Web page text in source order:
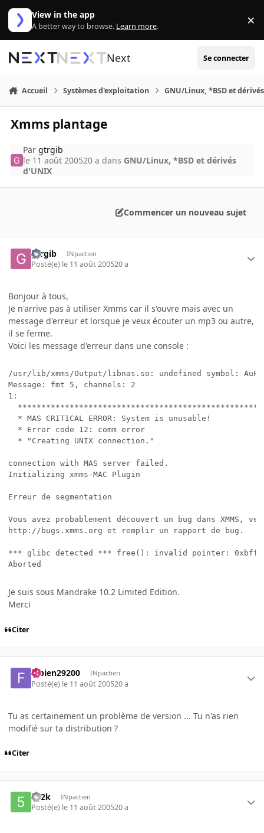
Aller au contenu
View in the app
A better way to browse. Learn more. ×
Next Se connecter
Accueil Systèmes d'exploitation GNU/Linux, *BSD et
Xmms plantage
Pargtrgib
le 11 août 200520 a dans GNU/Linux, *BSD et dérivés
d'UNIX
Commencer un nouveau sujet
gtrgib INpactien
Posté(e) le 11 août 200520 a
Bonjour à tous,
Je n'arrive pas à utiliser Xmms car il s'ouvre mais avec un
message d'erreur et lorsque je veux écouter un mp3 ou autre,
il se ferme.
Voici les message d'erreur dans une console :
/usr/lib/xmms/Output/libnas.so: undefined symbol:
Message: fmt 5, channels: 2
1:
***************************************************
* MAS CRITICAL ERROR: System is unusable!
* Error code 12: comm error
* "Creating UNIX connection."
connection with MAS server failed.
Initializing xmms-MAC Plugin
Erreur de segmentation
Vous avez probablement découvert un bug dans XMMS,
http://bugs.xmms.org et remplir un rapport de bug.
*** glibc detected *** free(): invalid pointer:
Je suis sous Mandrake 10.2 Limited Edition.
Merci
Citer
fabien29200 INpactien
Posté(e) le 11 août 200520 a
Tu as certainement un problème de version ... Tu n'as rien
modifié sur ta distribution ?
Citer
512k INpactien
Posté(e) le 11 août 200520 a